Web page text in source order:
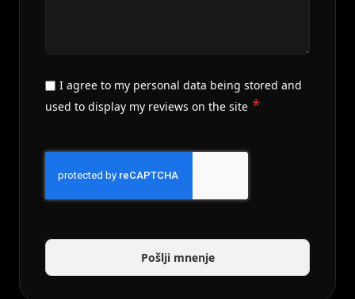
I agree to my personal data being stored and
used to display my reviews on the site
Pošlji mnenje